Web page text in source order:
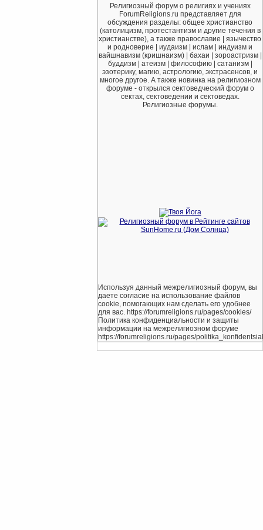
Религиозный форум о религиях и учениях
ForumReligions.ru представляет для
обсуждения разделы: общее христианство
(католицизм, протестантизм и другие течения в
христианстве), а также православие | язычество
и родноверие | иудаизм | ислам | индуизм и
вайшнавизм (кришнаизм) | бахаи | зороастризм |
буддизм | атеизм | философию | сатанизм |
эзотерику, магию, астрологию, экстрасенсов, и
многое другое. А также новинка на религиозном
форуме - открылся сектоведческий форум о
сектах, сектоведении и сектоведах.
Религиозные форумы.
Используя данный межрелигиозный форум, вы
даете согласие на использование файлов
cookie, помогающих нам сделать его удобнее
для вас. https://forumreligions.ru/pages/cookies/
Политика конфиденциальности и защиты
информации на межрелигиозном форуме
https://forumreligions.ru/pages/